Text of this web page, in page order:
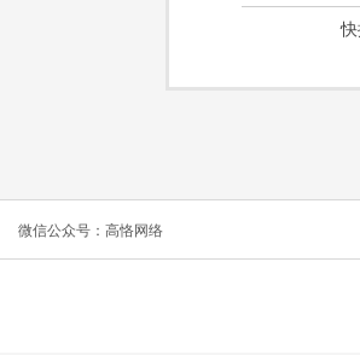
微信公众号：高恪网络